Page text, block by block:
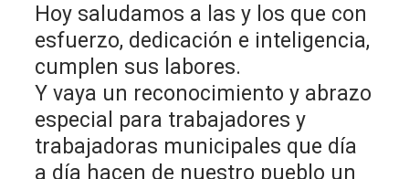
Hoy saludamos a las y los que con
esfuerzo, dedicación e inteligencia,
cumplen sus labores.
Y vaya un reconocimiento y abrazo
especial para trabajadores y
trabajadoras municipales que día
a día hacen de nuestro pueblo un